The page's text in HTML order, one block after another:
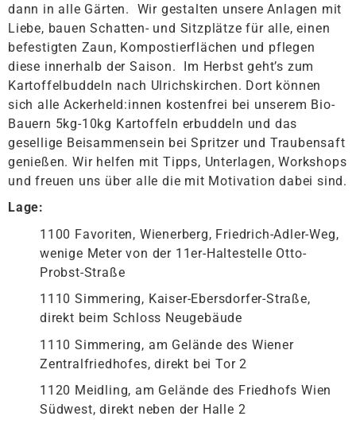
dann in alle Gärten. Wir gestalten unsere Anlagen mit
Liebe, bauen Schatten- und Sitzplätze für alle, einen
befestigten Zaun, Kompostierflächen und pflegen
diese innerhalb der Saison. Im Herbst geht’s zum
Kartoffelbuddeln nach Ulrichskirchen. Dort können
sich alle Ackerheld:innen kostenfrei bei unserem Bio-
Bauern 5kg-10kg Kartoffeln erbuddeln und das
gesellige Beisammensein bei Spritzer und Traubensaft
genießen. Wir helfen mit Tipps, Unterlagen, Workshops
und freuen uns über alle die mit Motivation dabei sind.
Lage:
1100 Favoriten, Wienerberg, Friedrich-Adler-Weg,
wenige Meter von der 11er-Haltestelle Otto-
Probst-Straße
1110 Simmering, Kaiser-Ebersdorfer-Straße,
direkt beim Schloss Neugebäude
1110 Simmering, am Gelände des Wiener
Zentralfriedhofes, direkt bei Tor 2
1120 Meidling, am Gelände des Friedhofs Wien
Südwest, direkt neben der Halle 2